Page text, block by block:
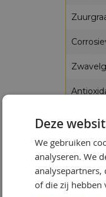
Deze
We gebruiken
analyseren. We
of die zij hebben